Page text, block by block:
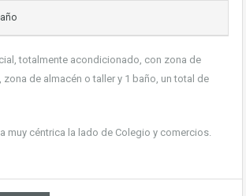
totalmente acondicionado, con zona de
de almacén o taller y 1 baño, un total de
muy céntrica la lado de Colegio y comercios.